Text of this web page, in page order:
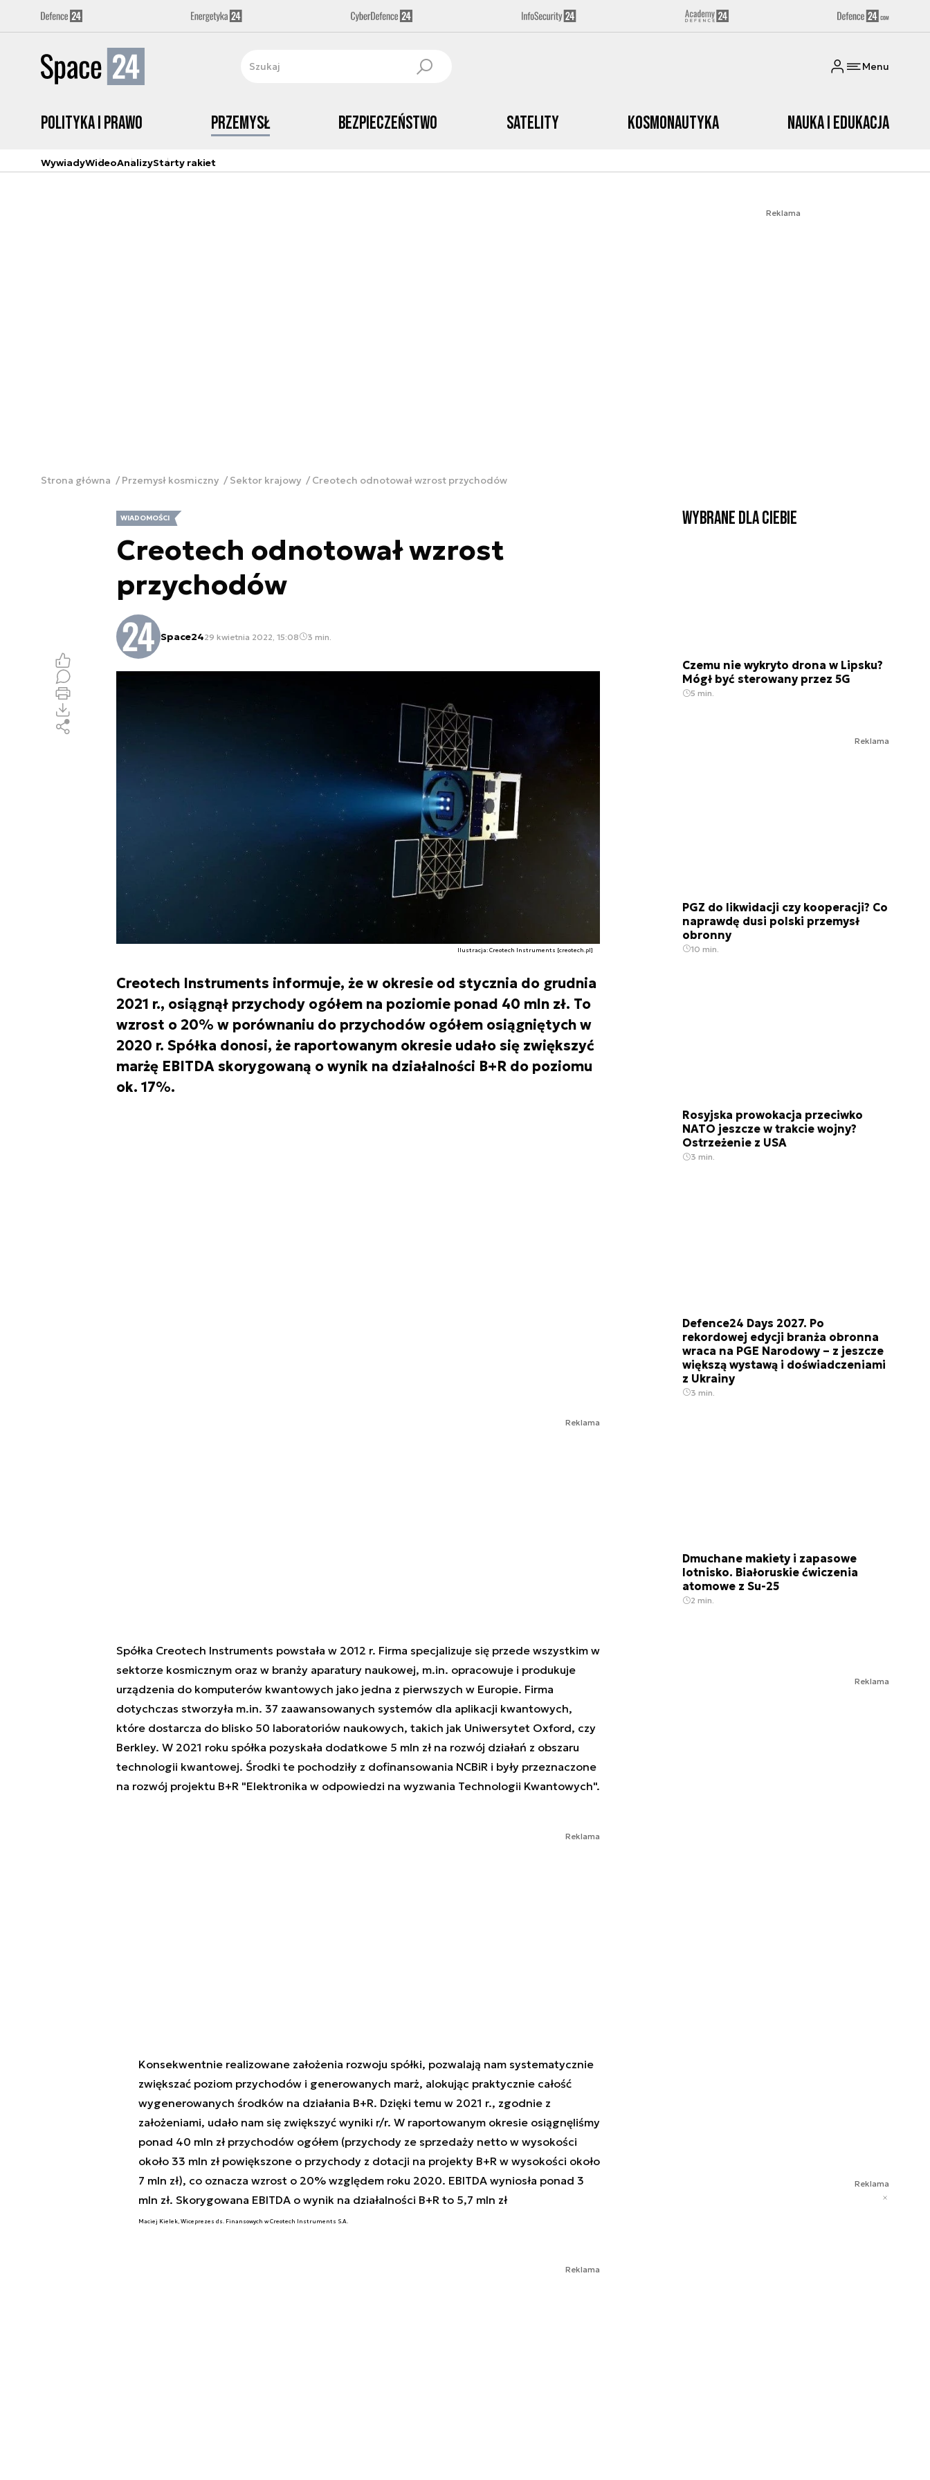
Menu
Polityka i prawo Przemysł Bezpieczeństwo Satelity Kosmonautyka Nauka i edukacja
WywiadyWideoAnalizyStarty rakiet
Reklama
Strona główna Przemysł kosmiczny Sektor krajowy Creotech odnotował wzrost przychodów
WIADOMOŚCI
Creotech odnotował wzrost
przychodów
Space2429 kwietnia 2022, 15:08 3 min.
Ilustracja: Creotech Instruments [creotech.pl]
Creotech Instruments informuje, że w okresie od stycznia do grudnia
2021 r., osiągnął przychody ogółem na poziomie ponad 40 mln zł. To
wzrost o 20% w porównaniu do przychodów ogółem osiągniętych w
2020 r. Spółka donosi, że raportowanym okresie udało się zwiększyć
marżę EBITDA skorygowaną o wynik na działalności B+R do poziomu
ok. 17%.
Reklama
Spółka Creotech Instruments powstała w 2012 r. Firma specjalizuje się przede wszystkim w
sektorze kosmicznym oraz w branży aparatury naukowej, m.in. opracowuje i produkuje
urządzenia do komputerów kwantowych jako jedna z pierwszych w Europie. Firma
dotychczas stworzyła m.in. 37 zaawansowanych systemów dla aplikacji kwantowych,
które dostarcza do blisko 50 laboratoriów naukowych, takich jak Uniwersytet Oxford, czy
Berkley. W 2021 roku spółka pozyskała dodatkowe 5 mln zł na rozwój działań z obszaru
technologii kwantowej. Środki te pochodziły z dofinansowania NCBiR i były przeznaczone
na rozwój projektu B+R "Elektronika w odpowiedzi na wyzwania Technologii Kwantowych".
Reklama
Konsekwentnie realizowane założenia rozwoju spółki, pozwalają nam systematycznie
zwiększać poziom przychodów i generowanych marż, alokując praktycznie całość
wygenerowanych środków na działania B+R. Dzięki temu w 2021 r., zgodnie z
założeniami, udało nam się zwiększyć wyniki r/r. W raportowanym okresie osiągnęliśmy
ponad 40 mln zł przychodów ogółem (przychody ze sprzedaży netto w wysokości
około 33 mln zł powiększone o przychody z dotacji na projekty B+R w wysokości około
7 mln zł), co oznacza wzrost o 20% względem roku 2020. EBITDA wyniosła ponad 3
mln zł. Skorygowana EBITDA o wynik na działalności B+R to 5,7 mln zł
Maciej Kielek, Wiceprezes ds. Finansowych w Creotech Instruments S.A.
Reklama
Wybrane dla Ciebie
Czemu nie wykryto drona w Lipsku?
Mógł być sterowany przez 5G
5 min.
Reklama
PGZ do likwidacji czy kooperacji? Co
naprawdę dusi polski przemysł
obronny
10 min.
Rosyjska prowokacja przeciwko
NATO jeszcze w trakcie wojny?
Ostrzeżenie z USA
3 min.
Defence24 Days 2027. Po
rekordowej edycji branża obronna
wraca na PGE Narodowy – z jeszcze
większą wystawą i doświadczeniami
z Ukrainy
3 min.
Dmuchane makiety i zapasowe
lotnisko. Białoruskie ćwiczenia
atomowe z Su-25
2 min.
Reklama
Reklama